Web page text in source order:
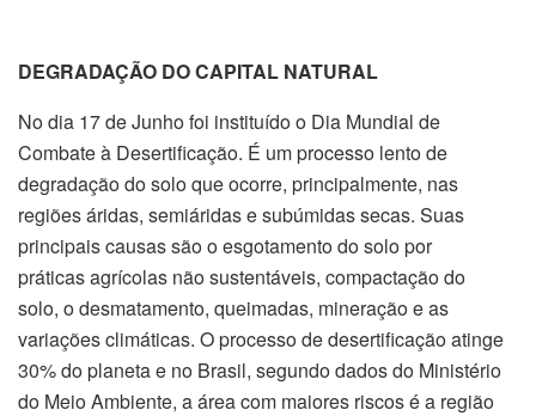
DEGRADAÇÃO DO CAPITAL NATURAL
No dia 17 de Junho foi instituído o Dia Mundial de
Combate à Desertificação. É um processo lento de
degradação do solo que ocorre, principalmente, nas
regiões áridas, semiáridas e subúmidas secas. Suas
principais causas são o esgotamento do solo por
práticas agrícolas não sustentáveis, compactação do
solo, o desmatamento, queimadas, mineração e as
variações climáticas. O processo de desertificação atinge
30% do planeta e no Brasil, segundo dados do Ministério
do Meio Ambiente, a área com maiores riscos é a região